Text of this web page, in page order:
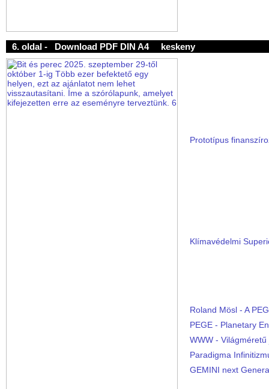
6. oldal - Download PDF DIN A4 keskeny
Prototípus
Klímavédelmi
Roland Mösl - A
PEGE - Planetary
WWW -
Paradigma
GEMINI next